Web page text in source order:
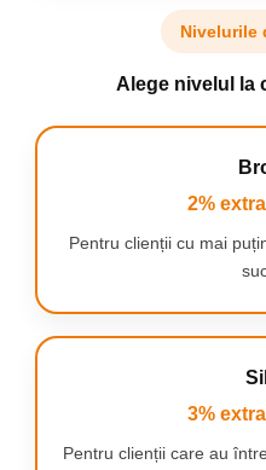
Trezeșteimaginația și
Nivelurile
Alege nivelul la
2%
Pentru clienții cu mai
3%
Pentru clienții care au